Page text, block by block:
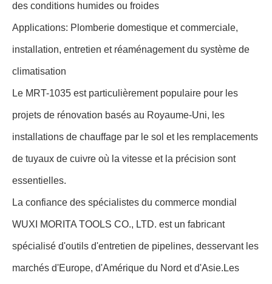
des conditions humides ou froides
Applications: Plomberie domestique et commerciale,
installation, entretien et réaménagement du système de
climatisation
Le MRT-1035 est particulièrement populaire pour les
projets de rénovation basés au Royaume-Uni, les
installations de chauffage par le sol et les remplacements
de tuyaux de cuivre où la vitesse et la précision sont
essentielles.
La confiance des spécialistes du commerce mondial
WUXI MORITA TOOLS CO., LTD. est un fabricant
spécialisé d'outils d'entretien de pipelines, desservant les
marchés d'Europe, d'Amérique du Nord et d'Asie.Les